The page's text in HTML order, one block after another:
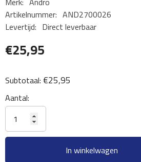
Artikelnummer: AND2700026
Levertijd: Direct leverbaar
€25,95
Subtotaal: €25,95
Aantal:
In winkelwagen